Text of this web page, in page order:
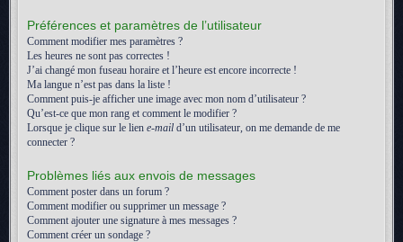
Préférences et paramètres de l’utilisateur
Comment modifier mes paramètres ?
Les heures ne sont pas correctes !
J’ai changé mon fuseau horaire et l’heure est encore incorrecte !
Ma langue n’est pas dans la liste !
Comment puis-je afficher une image avec mon nom d’utilisateur ?
Qu’est-ce que mon rang et comment le modifier ?
Lorsque je clique sur le lien e-mail d’un utilisateur, on me demande de me
connecter ?
Problèmes liés aux envois de messages
Comment poster dans un forum ?
Comment modifier ou supprimer un message ?
Comment ajouter une signature à mes messages ?
Comment créer un sondage ?